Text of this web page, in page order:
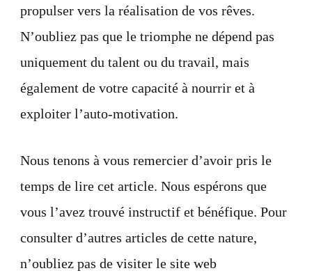
propulser vers la réalisation de vos rêves.
N’oubliez pas que le triomphe ne dépend pas
uniquement du talent ou du travail, mais
également de votre capacité à nourrir et à
exploiter l’auto-motivation.
Nous tenons à vous remercier d’avoir pris le
temps de lire cet article. Nous espérons que
vous l’avez trouvé instructif et bénéfique. Pour
consulter d’autres articles de cette nature,
n’oubliez pas de visiter le site web